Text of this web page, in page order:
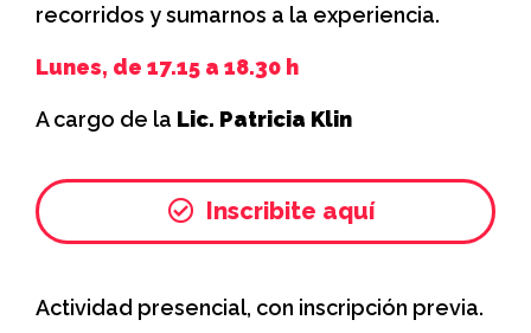
recorridos y sumarnos a la experiencia.
Lunes, de 17.15 a 18.30 h
A cargo de la Lic. Patricia Klin
Inscribite aquí
Actividad presencial, con inscripción previa.